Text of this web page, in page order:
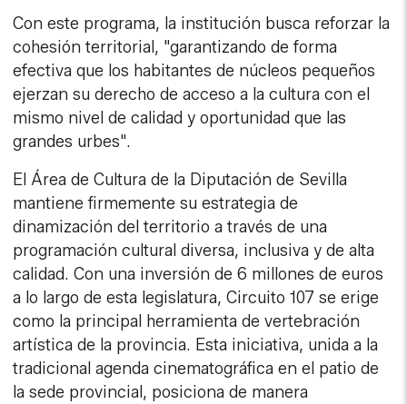
Con este programa, la institución busca reforzar la
cohesión territorial, "garantizando de forma
efectiva que los habitantes de núcleos pequeños
ejerzan su derecho de acceso a la cultura con el
mismo nivel de calidad y oportunidad que las
grandes urbes".
El Área de Cultura de la Diputación de Sevilla
mantiene firmemente su estrategia de
dinamización del territorio a través de una
programación cultural diversa, inclusiva y de alta
calidad. Con una inversión de 6 millones de euros
a lo largo de esta legislatura, Circuito 107 se erige
como la principal herramienta de vertebración
artística de la provincia. Esta iniciativa, unida a la
tradicional agenda cinematográfica en el patio de
la sede provincial, posiciona de manera